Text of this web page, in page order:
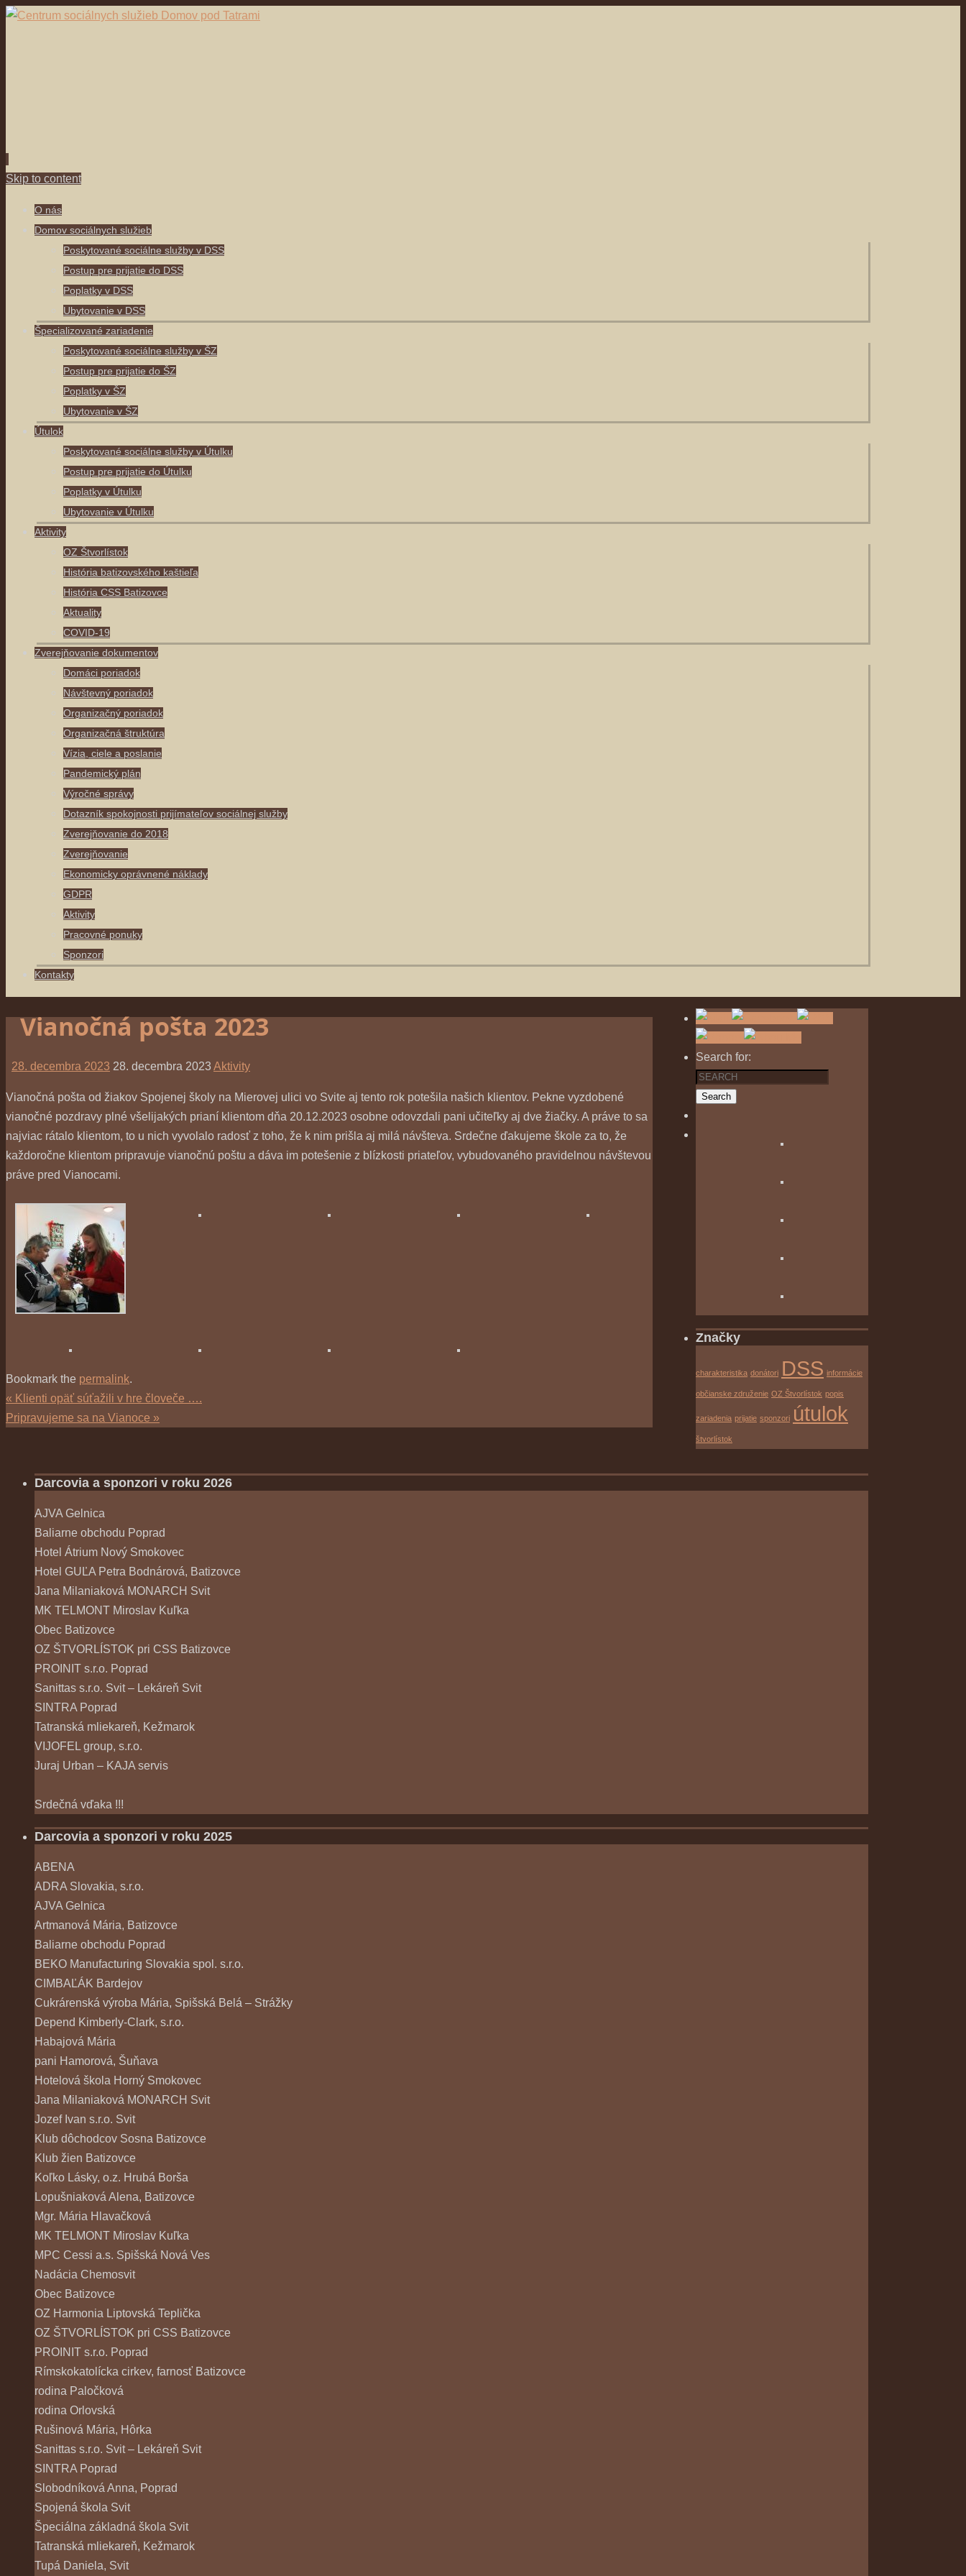
Skip to content
O nás
Domov sociálnych služieb
Poskytované sociálne služby v DSS
Postup pre prijatie do DSS
Poplatky v DSS
Ubytovanie v DSS
Špecializované zariadenie
Poskytované sociálne služby v ŠZ
Postup pre prijatie do ŠZ
Poplatky v ŠZ
Ubytovanie v ŠZ
Útulok
Poskytované sociálne služby v Útulku
Postup pre prijatie do Útulku
Poplatky v Útulku
Ubytovanie v Útulku
Aktivity
OZ Štvorlístok
História batizovského kaštieľa
História CSS Batizovce
Aktuality
COVID-19
Zverejňovanie dokumentov
Domáci poriadok
Návštevný poriadok
Organizačný poriadok
Organizačná štruktúra
Vízia, ciele a poslanie
Pandemický plán
Výročné správy
Dotazník spokojnosti prijímateľov sociálnej služby
Zverejňovanie do 2018
Zverejňovanie
Ekonomicky oprávnené náklady
GDPR
Aktivity
Pracovné ponuky
Sponzori
Kontakty
Vianočná pošta 2023
28. decembra 2023 28. decembra 2023 Aktivity
Vianočná pošta od žiakov Spojenej školy na Mierovej ulici vo Svite aj tento rok potešila našich klientov. Pekne vyzdobené
vianočné pozdravy plné všelijakých prianí klientom dňa 20.12.2023 osobne odovzdali pani učiteľky aj dve žiačky. A práve to sa
najviac rátalo klientom, to u nich vyvolalo radosť z toho, že k nim prišla aj milá návšteva. Srdečne ďakujeme škole za to, že
každoročne klientom pripravuje vianočnú poštu a dáva im potešenie z blízkosti priateľov, vybudovaného pravidelnou návštevou
práve pred Vianocami.
Bookmark the permalink.
« Klienti opäť súťažili v hre človeče ….
Pripravujeme sa na Vianoce »
Search for:
Search
Značky
charakteristika donátori DSS informácie
občianske združenie OZ Štvorlístok popis
zariadenia prijatie sponzori útulok
štvorlístok
Darcovia a sponzori v roku 2026
AJVA Gelnica
Baliarne obchodu Poprad
Hotel Átrium Nový Smokovec
Hotel GUĽA Petra Bodnárová, Batizovce
Jana Milaniaková MONARCH Svit
MK TELMONT Miroslav Kuľka
Obec Batizovce
OZ ŠTVORLÍSTOK pri CSS Batizovce
PROINIT s.r.o. Poprad
Sanittas s.r.o. Svit – Lekáreň Svit
SINTRA Poprad
Tatranská mliekareň, Kežmarok
VIJOFEL group, s.r.o.
Juraj Urban – KAJA servis
Srdečná vďaka !!!
Darcovia a sponzori v roku 2025
ABENA
ADRA Slovakia, s.r.o.
AJVA Gelnica
Artmanová Mária, Batizovce
Baliarne obchodu Poprad
BEKO Manufacturing Slovakia spol. s.r.o.
CIMBAĽÁK Bardejov
Cukrárenská výroba Mária, Spišská Belá – Strážky
Depend Kimberly-Clark, s.r.o.
Habajová Mária
pani Hamorová, Šuňava
Hotelová škola Horný Smokovec
Jana Milaniaková MONARCH Svit
Jozef Ivan s.r.o. Svit
Klub dôchodcov Sosna Batizovce
Klub žien Batizovce
Koľko Lásky, o.z. Hrubá Borša
Lopušniaková Alena, Batizovce
Mgr. Mária Hlavačková
MK TELMONT Miroslav Kuľka
MPC Cessi a.s. Spišská Nová Ves
Nadácia Chemosvit
Obec Batizovce
OZ Harmonia Liptovská Teplička
OZ ŠTVORLÍSTOK pri CSS Batizovce
PROINIT s.r.o. Poprad
Rímskokatolícka cirkev, farnosť Batizovce
rodina Paločková
rodina Orlovská
Rušinová Mária, Hôrka
Sanittas s.r.o. Svit – Lekáreň Svit
SINTRA Poprad
Slobodníková Anna, Poprad
Spojená škola Svit
Špeciálna základná škola Svit
Tatranská mliekareň, Kežmarok
Tupá Daniela, Svit